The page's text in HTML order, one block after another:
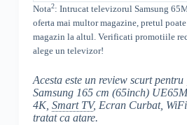
Nota2: Intrucat televizorul Samsung
oferta mai multor magazine, pretul
magazin la altul. Verificati promotiile
alege un televizor!
Acesta este un review scurt
Samsung 165 cm (65inch)
4K, Smart TV, Ecran Curbat,
tratat ca atare.